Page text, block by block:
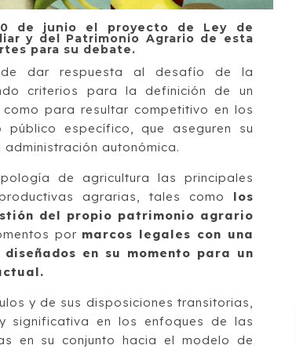
de junio el proyecto de Ley de
y del Patrimonio Agrario de esta
para su debate.
dar respuesta al desafío de la
criterios para la definición de un
para resultar competitivo en los
específico, que aseguren su
autonómica.
de agricultura las principales
agrarias, tales como los
del propio patrimonio agrario
por marcos legales con una
en su momento para un
y de sus disposiciones transitorias,
significativa en los enfoques de las
en su conjunto hacia el modelo de